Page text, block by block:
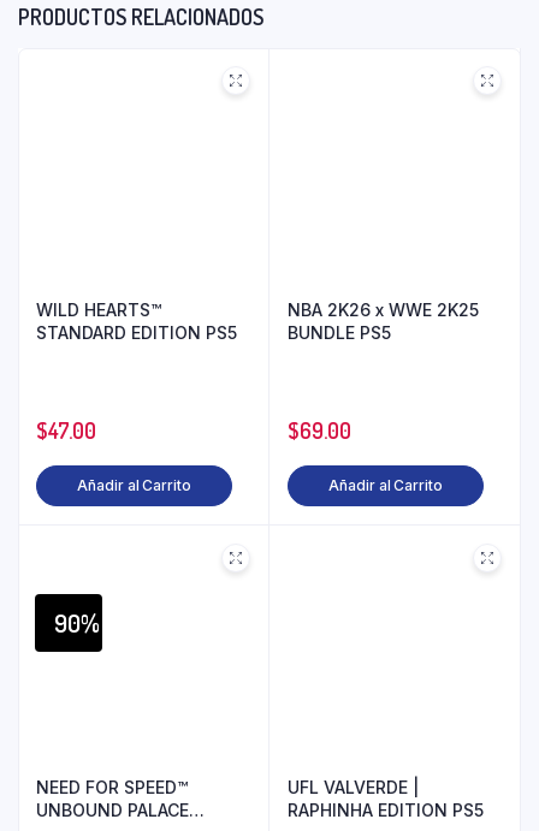
PRODUCTOS RELACIONADOS
WILD HEARTS™
STANDARD EDITION PS5
$47.00
Añadir al Carrito
NBA 2K26 x WWE 2K25
BUNDLE PS5
$69.00
Añadir al Carrito
90%
NEED FOR SPEED™
UNBOUND PALACE
UFL VALVERDE |
RAPHINHA EDITION PS5